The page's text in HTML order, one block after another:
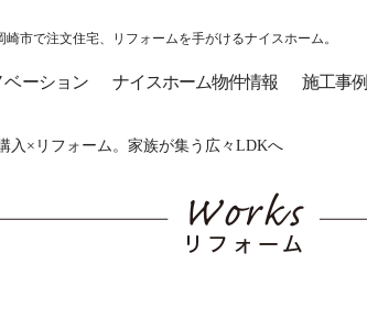
市で注文住宅、リフォームを手がけるナイスホーム。
ベーション ナイスホーム物件情報 施工事例
×リフォーム。家族が集う広々LDKへ